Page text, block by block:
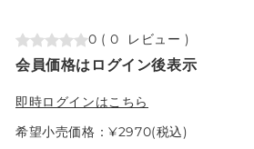
0 ( 0 レビュー )
会員価格はログイン後表示
即時ログインはこちら
希望小売価格：¥2970(税込)